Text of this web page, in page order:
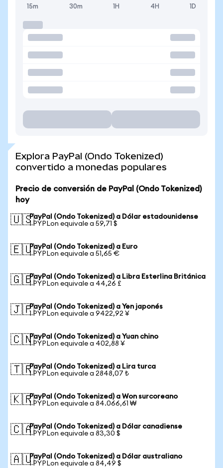
15m 30m 1H 4H 1D
Explora PayPal (Ondo Tokenized)
convertido a monedas populares
Precio de conversión de PayPal (Ondo Tokenized)
hoy
🇺🇸PayPal (Ondo Tokenized) a Dólar estadounidense
1 PYPLon equivale a 59,71 $
🇪🇺PayPal (Ondo Tokenized) a Euro
1 PYPLon equivale a 51,65 €
🇬🇧PayPal (Ondo Tokenized) a Libra Esterlina Británica
1 PYPLon equivale a 44,26 £
🇯🇵PayPal (Ondo Tokenized) a Yen japonés
1 PYPLon equivale a 9422,92 ¥
🇨🇳PayPal (Ondo Tokenized) a Yuan chino
1 PYPLon equivale a 402,88 ¥
🇹🇷PayPal (Ondo Tokenized) a Lira turca
1 PYPLon equivale a 2848,07 ₺
🇰🇷PayPal (Ondo Tokenized) a Won surcoreano
1 PYPLon equivale a 84.066,61 ₩
🇨🇦PayPal (Ondo Tokenized) a Dólar canadiense
1 PYPLon equivale a 83,30 $
🇦🇺PayPal (Ondo Tokenized) a Dólar australiano
1 PYPLon equivale a 84,49 $